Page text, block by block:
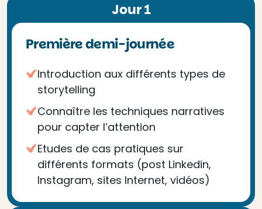
Jour 1
Première demi-journée
Introduction aux différents types de
storytelling
Connaître les techniques narratives
pour capter l’attention
Etudes de cas pratiques sur
différents formats (post Linkedin,
Instagram, sites Internet, vidéos)